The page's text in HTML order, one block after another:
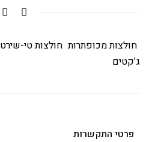
חולצות מכופתרות חולצות טי-שירט
ג’קטים
פרטי התקשרות